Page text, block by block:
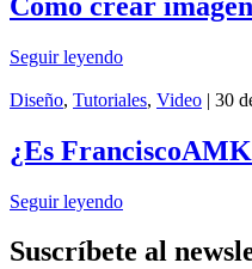
Seguir leyendo
Diseño, Tutoriales, Video | 30
¿Es
Seguir leyendo
Suscríbete al